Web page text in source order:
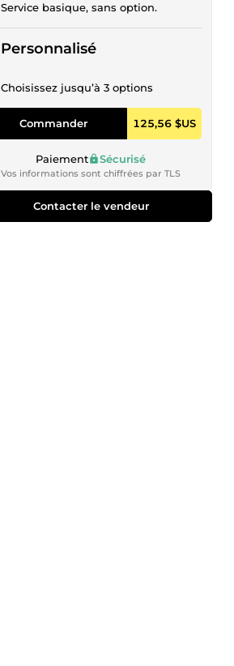
Service basique, sans option.
Personnalisé
Choisissez jusqu’à 3 options
Commander 125,56 $US
Paiement Sécurisé
Vos informations sont chiffrées par TLS
Contacter le vendeur